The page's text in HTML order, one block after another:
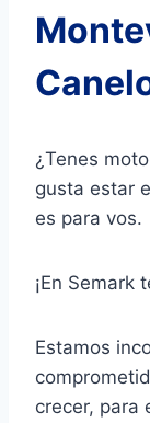
¿Tenes
gusta estar
es para vos.
¡En Semark
Estamos
crecer, para